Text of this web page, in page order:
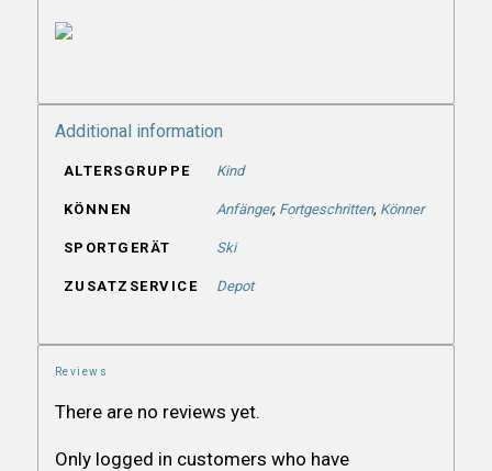
Additional information
ALTERSGRUPPE Kind
KÖNNEN Anfänger, Fortgeschritten, Könner
SPORTGERÄT Ski
ZUSATZSERVICE Depot
Reviews
There are no reviews yet.
Only logged in customers who have